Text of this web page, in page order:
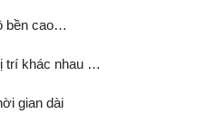
bền cao…
trí khác nhau …
gian dài